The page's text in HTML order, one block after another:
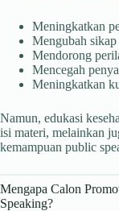
Meningkatkan
Mengubah
Mendorong
Mencegah
Meningkatkan
Namun, edukasi
isi materi, melainkan
kemampuan public
Mengapa Calon
Speaking?